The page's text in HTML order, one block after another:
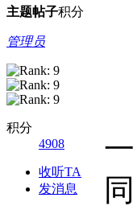
主题帖子积分
管理员
积分
4908
收听TA
发消息